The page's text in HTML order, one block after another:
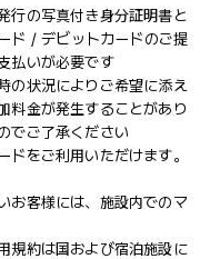
行の写真付き身分証明書と
ド / デビットカードのご提
払いが必要です
の状況によりご希望に添え
料金が発生することがあり
でご了承ください
をご利用いただけます。
お客様には、施設内でのマ
規約は国および宿泊施設に